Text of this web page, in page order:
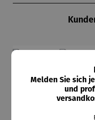
Melden Sie sich
und